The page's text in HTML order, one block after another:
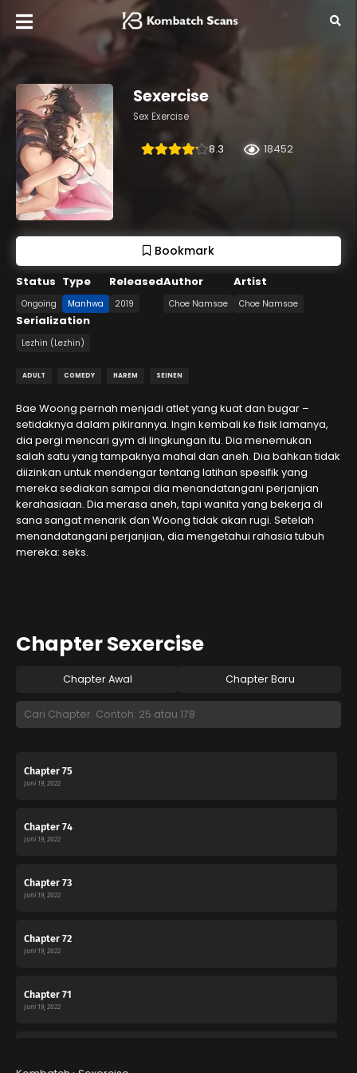
Sexercise
Sex Exercise
8.3 18452
Bookmark
Status
Ongoing
Type
Manhwa
Released
2019
Author
Choe Namsae
Artist
Choe Namsae
Serialization
Lezhin (Lezhin)
ADULT COMEDY HAREM SEINEN
Bae Woong pernah menjadi atlet yang kuat dan bugar –
setidaknya dalam pikirannya. Ingin kembali ke fisik lamanya,
dia pergi mencari gym di lingkungan itu. Dia menemukan
salah satu yang tampaknya mahal dan aneh. Dia bahkan tidak
diizinkan untuk mendengar tentang latihan spesifik yang
mereka sediakan sampai dia menandatangani perjanjian
kerahasiaan. Dia merasa aneh, tapi wanita yang bekerja di
sana sangat menarik dan Woong tidak akan rugi. Setelah
menandatangani perjanjian, dia mengetahui rahasia tubuh
mereka: seks.
Chapter Sexercise
Chapter Awal Chapter Baru
Chapter 75
Juni 19, 2022
Chapter 74
Juni 19, 2022
Chapter 73
Juni 19, 2022
Chapter 72
Juni 19, 2022
Chapter 71
Juni 19, 2022